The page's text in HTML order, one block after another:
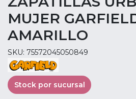
MUJER
AMARILLO
SKU: 75572045050849
Stock por sucursal